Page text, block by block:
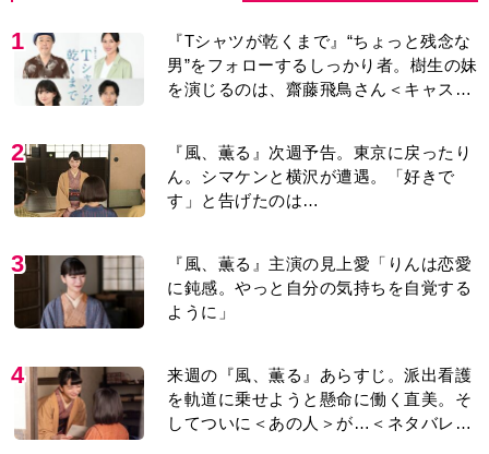
1
『Tシャツが乾くまで』“ちょっと残念な
男”をフォローするしっかり者。樹生の妹
を演じるのは、齋藤飛鳥さん＜キャスト
2
『風、薫る』次週予告。東京に戻ったり
ん。シマケンと横沢が遭遇。「好きで
す」と告げたのは…
3
『風、薫る』主演の見上愛「りんは恋愛
に鈍感。やっと自分の気持ちを自覚する
ように」
4
来週の『風、薫る』あらすじ。派出看護
を軌道に乗せようと懸命に働く直美。そ
してついに＜あの人＞が…＜ネタバレあ